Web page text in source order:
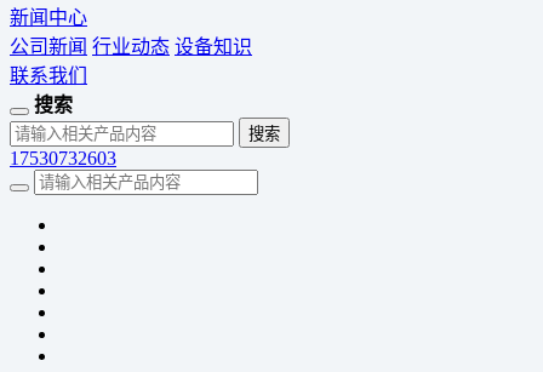
新闻中心
公司新闻 行业动态 设备知识
联系我们
搜索
17530732603